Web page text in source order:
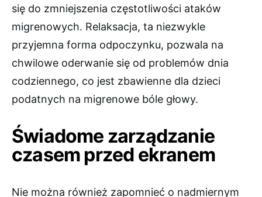
się do zmniejszenia częstotliwości ataków
migrenowych. Relaksacja, ta niezwykle
przyjemna forma odpoczynku, pozwala na
chwilowe oderwanie się od problemów dnia
codziennego, co jest zbawienne dla dzieci
podatnych na migrenowe bóle głowy.
Świadome zarządzanie
czasem przed ekranem
Nie można również zapomnieć o nadmiernym